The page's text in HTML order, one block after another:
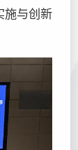
施与创新